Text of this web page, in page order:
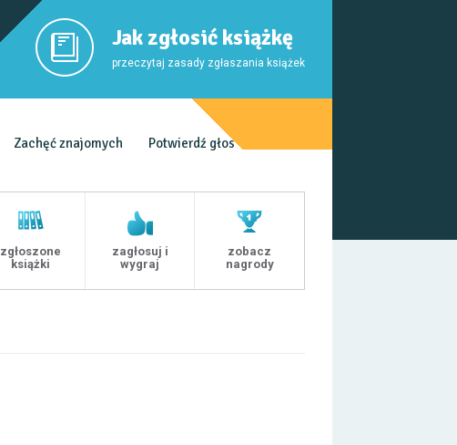
Jak zgłosić książkę
przeczytaj zasady zgłaszania książek
Zachęć znajomych Potwierdź głos
zgłoszone
książki
zagłosuj i
wygraj
zobacz
nagrody